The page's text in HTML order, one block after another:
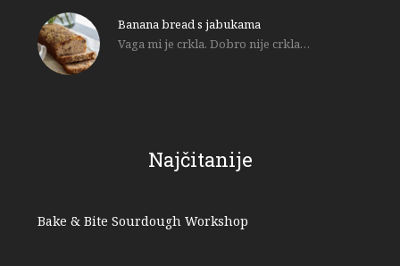
Banana bread s jabukama
Vaga mi je crkla. Dobro nije crkla…
Najčitanije
Bake & Bite Sourdough Workshop